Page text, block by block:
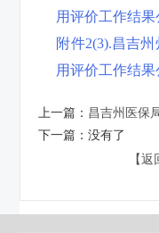
用评价工作结果
附件2(3).昌吉
用评价工作结果
上一篇： 昌吉州医保
下一篇：没有了
【返